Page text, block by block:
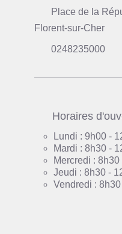
Place de la
Florent-sur-Cher
0248235000
Horaires
Lundi : 9h00 -
Mardi : 8h30 -
Mercredi :
Jeudi : 8h30 -
Vendredi :